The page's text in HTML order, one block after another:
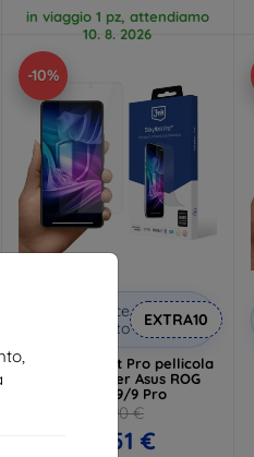
in viaggio 1 pz, attendiamo
10. 8. 2026
-10%
Codice
sconto
EXTRA10
3mk Silky Matt Pro pellicola
protettiva per Asus ROG
Phone 9/9 Pro
13,90 €
12,51 €